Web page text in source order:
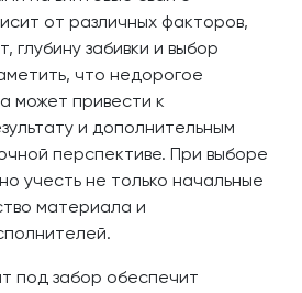
от различных факторов,
глубину забивки и выбор
что недорогое
может привести к
и дополнительным
перспективе. При выборе
учесть не только начальные
материала и
под забор обеспечит